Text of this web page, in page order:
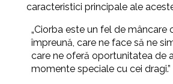
caracteristici principale ale
„Ciorba este un fel de mâncare
împreună, care ne face să ne
care ne oferă oportunitatea de
momente speciale cu cei dragi.”